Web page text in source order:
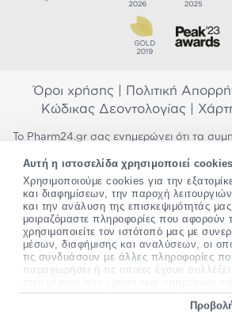
Αυτή η ιστοσελίδα χρησιμοποιεί cookies
Χρησιμοποιούμε cookies για την
και διαφημίσεων, την παροχή
και την ανάλυση της επισκεψιμότητάς
μοιραζόμαστε πληροφορίες που αφορούν
χρησιμοποιείτε τον ιστότοπό μας με
μέσων, διαφήμισης και αναλύσεων, οι
τις συνδυάσουν με άλλες πληροφορίες
παραχωρήσει ή τις οποίες έχουν
Όροι χρήσης Πολιτική
Κώδικας Δεοντολογίας|
Το Pharm24.gr σας ενημερώνει ότι τα
προορίζονται για την πρόληψη, αγωγή ή
νόσου. Συμβουλευτείτε τον γιατρό
θηλάζετε, ακολουθείτε παράλληλα
αντιμετωπίζετε προβλήματα υγείας
οποιοδήποτε συμπλήρωμα διατροφής.
σας παρέχουμε ακριβείς και έγκυρες
που έχετε κάποια ερώτηση ή
παρακαλώεπικοινωνήστε
2012-2026 - All